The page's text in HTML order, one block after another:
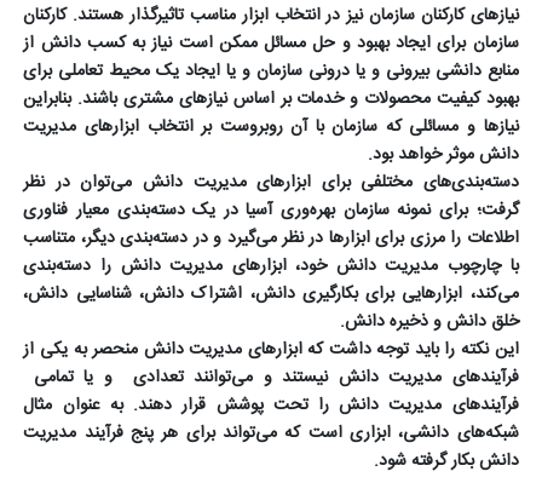
نیازهای کارکنان سازمان نیز در انتخاب ابزار مناسب تاثیرگذار هستند. کارکنان
سازمان برای ایجاد بهبود و حل مسائل ممکن است نیاز به کسب دانش از
منابع دانشی بیرونی و یا درونی سازمان و یا ایجاد یک محیط تعاملی برای
بهبود کیفیت محصولات و خدمات بر اساس نیازهای مشتری باشند. بنابراین
نیازها و مسائلی که سازمان با آن روبروست بر انتخاب ابزارهای مدیریت
دانش موثر خواهد بود.
دسته‌بندی‌های مختلفی برای ابزارهای مدیریت دانش می‌توان در نظر
گرفت؛ برای نمونه سازمان بهره‌وری آسیا در یک دسته‌بندی معیار فناوری
اطلاعات را مرزی برای ابزارها در نظر می‌گیرد و در دسته‌بندی دیگر، متناسب
با چارچوب مدیریت دانش خود، ابزارهای مدیریت دانش را دسته‌بندی
می‌کند، ابزارهایی برای بکارگیری دانش، اشتراک دانش، شناسایی دانش،
خلق دانش و ذخیره دانش.
این نکته را باید توجه داشت که ابزارهای مدیریت دانش منحصر به یکی از
فرآیندهای مدیریت دانش نیستند و می‌توانند تعدادی
و یا تمامی
فرآیندهای مدیریت دانش را تحت پوشش قرار دهند. به عنوان مثال
شبکه‌های دانشی، ابزاری است که می‌تواند برای هر پنج فرآیند مدیریت
دانش بکار گرفته شود.